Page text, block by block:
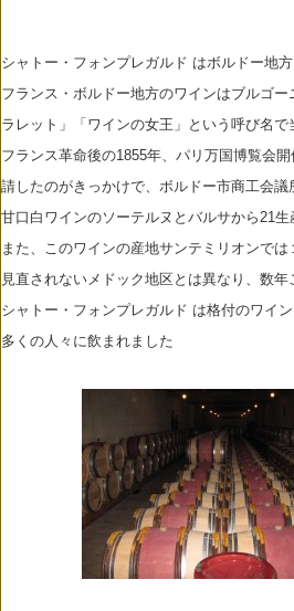
シャトー・フォンプレガルド はボルドー地
フランス・ボルドー地方のワインはブルゴ
ラレット」「ワインの女王」という呼び名
フランス革命後の1855年、パリ万国博覧会
請したのがきっかけで、ボルドー市商工会
甘口白ワインのソーテルヌとバルサから21生
また、このワインの産地サンテミリオンで
見直されないメドック地区とは異なり、数年
シャトー・フォンプレガルド は格付のワイ
多くの人々に飲まれました